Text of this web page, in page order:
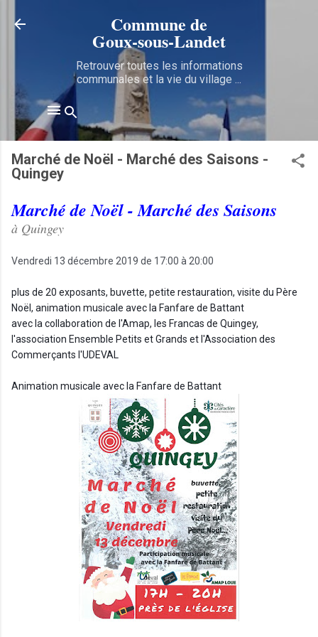
Accéder au contenu principal
Commune de
Goux‑sous‑Landet
Retrouver toutes les informations
communales et la vie du village ...
Marché de Noël - Marché des Saisons -
Quingey
Marché de Noël - Marché des Saisons
à Quingey
Vendredi 13 décembre 2019 de 17:00 à 20:00
plus de 20 exposants, buvette, petite restauration, visite du Père
Noël, animation musicale avec la Fanfare de Battant
avec la collaboration de l'Amap, les Francas de Quingey,
l'association Ensemble Petits et Grands et l'Association des
Commerçants l'UDEVAL
Animation musicale avec la Fanfare de Battant